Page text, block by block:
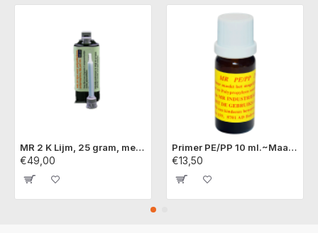
MR 2 K Lijm, 25 gram, met 1 mixertip ( mengbuisje ), voor PE, PP, PET, LDPE en andere moeilijk te lijmen kunststoffen.
€49,00
Primer PE/PP 10 ml.~Maakt het mogelijk om pe,pp, teflon, pom en siliconen te verlijmen.
€13,50